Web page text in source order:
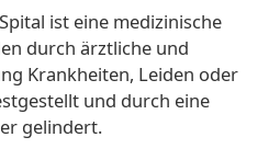
ist eine medizinische
durch ärztliche und
Krankheiten, Leiden oder
und durch eine
gelindert.